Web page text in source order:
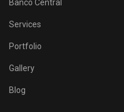
Banco Central
Services
Portfolio
Gallery
Blog